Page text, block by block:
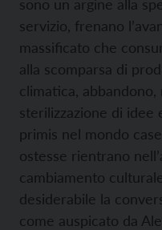
sono un argine alla
servizio, frenano
massificato che
alla scomparsa di
climatica, abbandono,
sterilizzazione di idee
primis nel mondo
ostesse rientrano
cambiamento
desiderabile la
come auspicato da